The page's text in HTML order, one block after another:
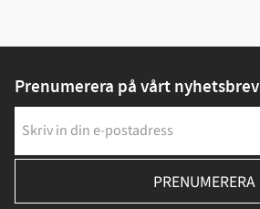
Prenumerera på vårt nyhetsbrev
PRENUMERERA